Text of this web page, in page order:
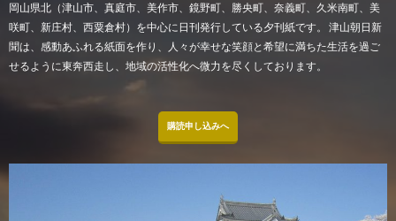
岡山県北（津山市、真庭市、美作市、鏡野町、勝央町、奈義町、久米南町、美
咲町、新庄村、西粟倉村）を中心に日刊発行している夕刊紙です。 津山朝日新
聞は、感動あふれる紙面を作り、人々が幸せな笑顔と希望に満ちた生活を過ご
せるように東奔西走し、地域の活性化へ微力を尽くしております。
購読申し込みへ